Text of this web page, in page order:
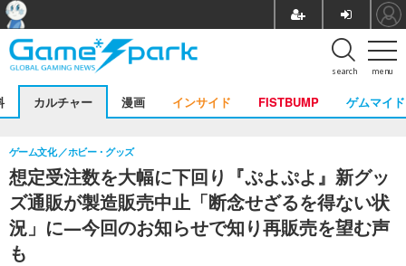
menu
search
カルチャー 漫画 インサイド FISTBUMP ゲムマイド
想定受注数を大幅に下回り『ぷよぷよ』新グッ
ズ通販が製造販売中止「断念せざるを得ない状
況」に―今回のお知らせで知り再販売を望む声
も
ゲーム文化 ホビー・グッズ